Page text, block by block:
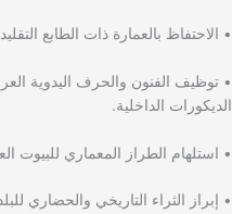
• الاحتفاظ بالعمارة ذات الطابع
• توظيف الفنون والحرف اليدوية
الديكورات الداخلية.
• استلهام الطراز المعماري للبيوت
• إبراز الثراء التاريخي والحضاري